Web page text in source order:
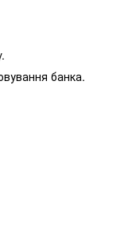
банка.